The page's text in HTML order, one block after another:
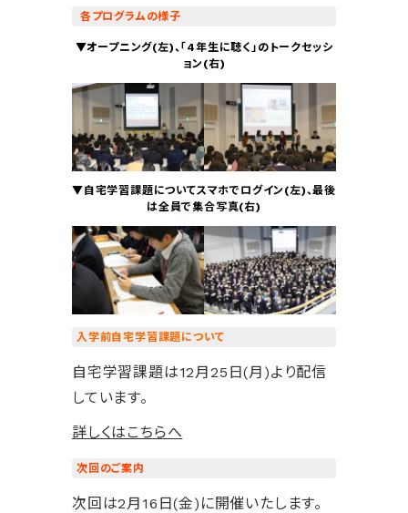
各プログラムの様子
▼オープニング(左)、「4年生に聴く」のトークセッシ
ョン(右)
▼自宅学習課題についてスマホでログイン(左)、最後
は全員で集合写真(右)
入学前自宅学習課題について
自宅学習課題は12月25日(月)より配信
しています。
詳しくはこちらへ
次回のご案内
次回は2月16日(金)に開催いたします。